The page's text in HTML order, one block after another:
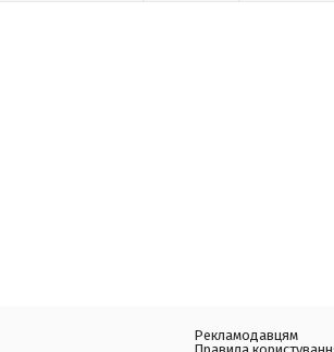
Рекламодавцям